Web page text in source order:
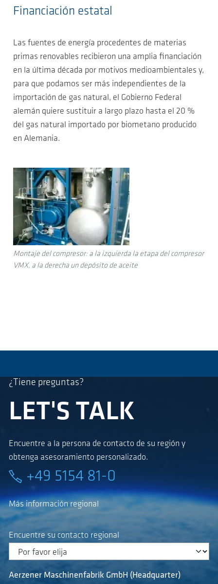
Financiación estatal
Las fuentes de energía procedentes de materias
primas renovables recibieron una amplia financiación
en la última década por motivos medioambientales y,
para que podamos ser más independientes de la
importación de gas natural, el Gobierno Federal
alemán quiere sustituir a largo plazo hasta el 20 %
del gas natural importado por biometano producido
en Alemania.
Montaje del compresor: a la izquierda la etapa del compresor
VMX, a la derecha un depósito de aceite
¿Tiene preguntas?
LET'S TALK
Encuentre a la persona de contacto de su región y
obtenga asesoramiento personalizado.
+49 5154 81-0
Más información regional
Encuentre su contacto regional
Aerzener Maschinenfabrik GmbH (Headquarter)